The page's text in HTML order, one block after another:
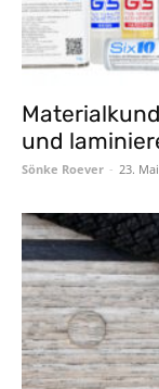
und
Sönke Roever - 23.